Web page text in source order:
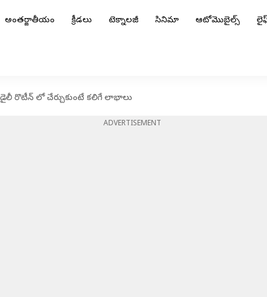
అంతర్జాతీయం క్రీడలు టెక్నాలజీ సినిమా ఆటోమొబైల్స్
రొటీన్ లో చేర్చుకుంటే కలిగే లాభాలు
ADVERTISEMENT